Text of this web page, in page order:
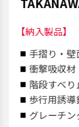
【納入製品】
手摺り・壁
衝撃吸収材
階段すべり
歩行用誘導
グレーチ